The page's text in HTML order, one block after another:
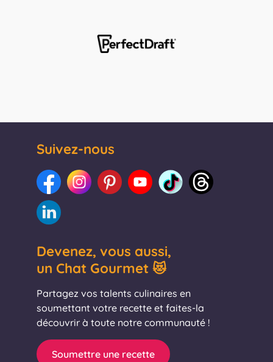
Suivez-nous
Devenez, vous aussi,
un Chat Gourmet 😻
Partagez vos talents culinaires en
soumettant votre recette et faites-la
découvrir à toute notre communauté !
Soumettre une recette